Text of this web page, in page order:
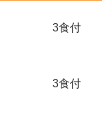
3食付
3食付